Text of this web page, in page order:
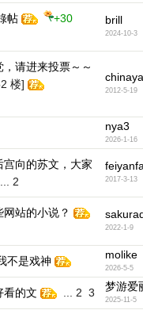
帖
+30
brill
2024-10-3
请进来投票～～
楼]
2012-5-19
nya3
2026-1-16
宫向的苏文，大家
2 2017-3-13
站的小说？
2022-1-9
不是戏神 molike
2026-5-5
看的文 2 3 梦游爱
2025-11-5